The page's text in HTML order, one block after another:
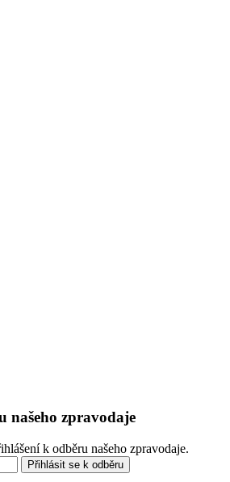
našeho zpravodaje
k odběru našeho zpravodaje.
Přihlásit se k odběru